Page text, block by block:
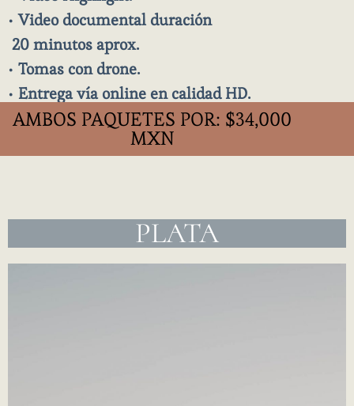
•Video documental duración
20 minutos aprox.
•Tomas con drone.
• Entrega vía online en calidad HD.
AMBOS PAQUETES POR: $34,000
MXN
PLATA